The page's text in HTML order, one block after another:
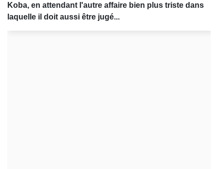
Koba, en attendant l'autre affaire bien plus triste dans
laquelle il doit aussi être jugé...